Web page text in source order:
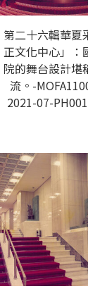
第二十六輯華夏
正文化中心」：
院的舞台設計堪
流。-
2021-07-